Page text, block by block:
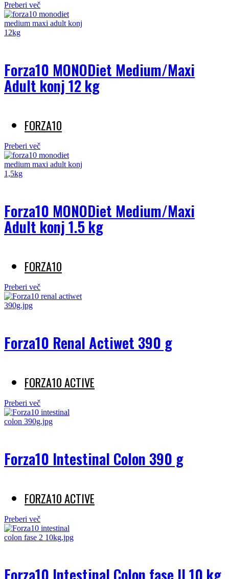
Preberi več
Forza10 MONODiet Medium/Maxi
Adult konj 12 kg
FORZA10
Preberi več
Forza10 MONODiet Medium/Maxi
Adult konj 1.5 kg
FORZA10
Preberi več
Forza10 Renal Actiwet 390 g
FORZA10 ACTIVE
Preberi več
Forza10 Intestinal Colon 390 g
FORZA10 ACTIVE
Preberi več
Forza10 Intestinal Colon fase II 10 kg